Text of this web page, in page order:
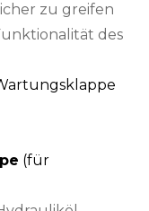
zu greifen
des
(für